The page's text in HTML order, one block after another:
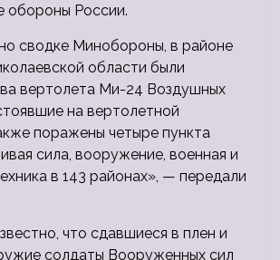
обороны России.
сводке Минобороны, в районе
области были
вертолета Ми-24 Воздушных
на вертолетной
поражены четыре пункта
сила, вооружение, военная и
в 143 районах», — передали
что сдавшиеся в плен и
солдаты Вооруженных сил